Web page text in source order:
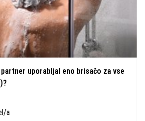
uporabljal eno brisačo za vse
a